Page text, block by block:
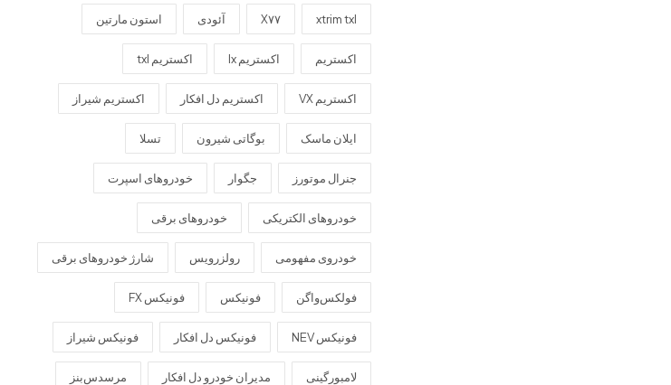
xtrim txl X۷۷ آئودی استون مارتین
اکستریم اکستریم lx اکستریم txl
اکستریم VX اکستریم دل افکار اکستریم شیراز
ایلان ماسک بوگاتی شیرون تسلا
جنرال موتورز جگوار خودروهای اسپرت
خودروهای الکتریکی خودروهای برقی
خودروی مفهومی رولزرویس شارژ خودروهای برقی
فولکس‌واگن فونیکس فونیکس FX
فونیکس NEV فونیکس دل افکار فونیکس شیراز
لامبورگینی مدیران خودرو دل افکار مرسدس‌بنز